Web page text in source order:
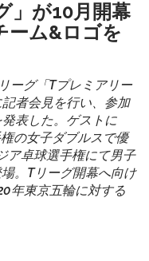
」が10月開幕
ーム&ロゴを
ーグ「Tプレミアリー
者会見を行い、参加
表した。ゲストに
の女子ダブルスで優
ア卓球選手権にて男子
。Tリーグ開幕へ向け
年東京五輪に対する